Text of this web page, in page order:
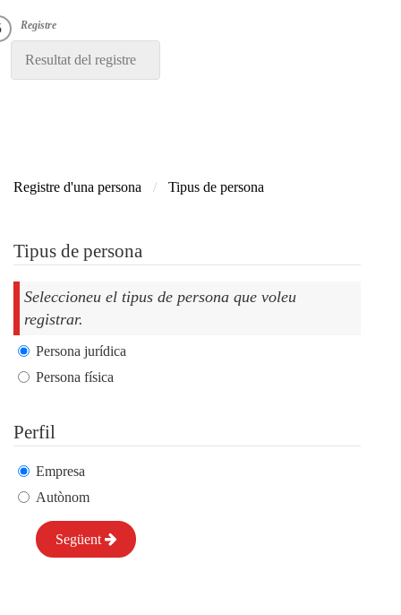
Resultat del registre
Registre d'una persona Tipus de persona
Tipus de persona
Seleccioneu el tipus de persona que voleu
registrar.
Persona jurídica
Persona física
Perfil
Empresa
Autònom
Següent